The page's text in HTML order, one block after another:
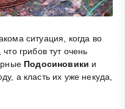
ситуация, когда во
грибов тут очень
Подосиновики и
а класть их уже некуда,